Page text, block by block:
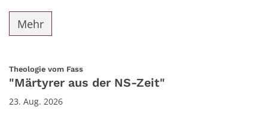
Mehr
Theologie vom Fass:
"Märtyrer aus der NS-Zeit"
23. Aug. 2026